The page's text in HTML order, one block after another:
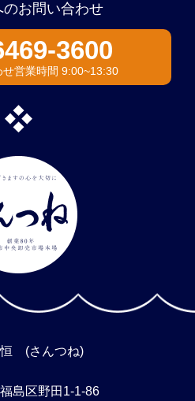
のお問い合わせ
3600
せ営業時間 9:00~13:30
(さんつね)
島区野田1-1-86